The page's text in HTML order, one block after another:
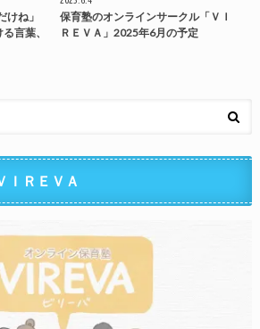
けね」
言葉、
保育塾のオンラインサークル「ＶＩ
ＲＥＶＡ」2025年6月の予定
ＩＲＥＶＡ